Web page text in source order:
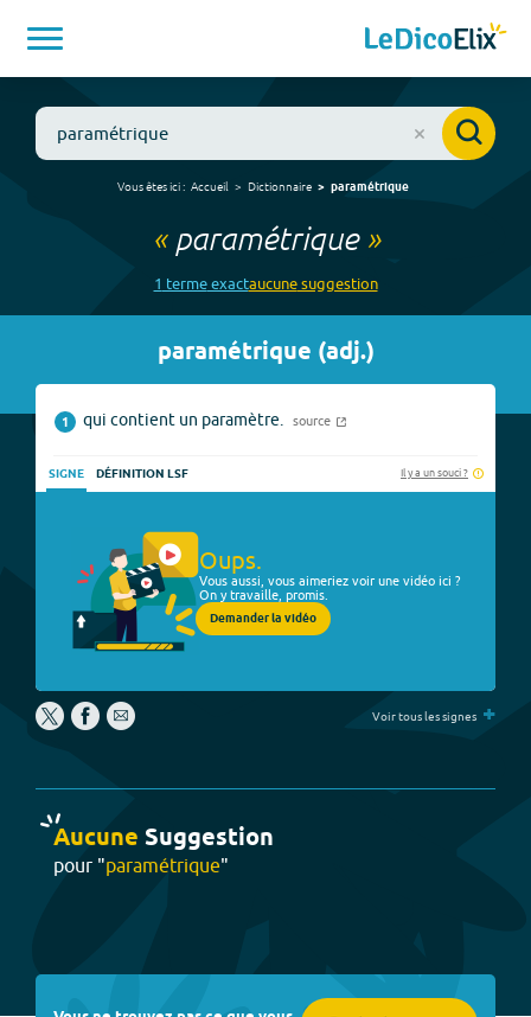
Vous êtes ici : Accueil Dictionnaire paramétrique
« paramétrique»
1 termeexactaucunesuggestion
paramétrique (adj.)
1 qui contient un paramètre. source
SIGNE DÉFINITION LSF Il y a un souci ?
Oups.
Vous aussi, vous aimeriez voir une vidéo ici ?
On y travaille, promis.
Demander la vidéo
Voir tous les signes +
Aucune Suggestion
pour "paramétrique"